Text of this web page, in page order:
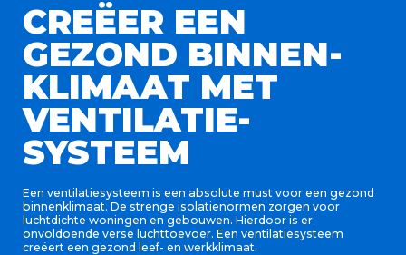
CREËER EEN
GEZOND BINNEN-
KLIMAAT MET
VENTILATIE-
SYSTEEM
Een ventilatiesysteem is een absolute must voor een gezond
binnenklimaat. De strenge isolatienormen zorgen voor
luchtdichte woningen en gebouwen. Hierdoor is er
onvoldoende verse luchttoevoer. Een ventilatiesysteem
creëert een gezond leef- en werkklimaat.